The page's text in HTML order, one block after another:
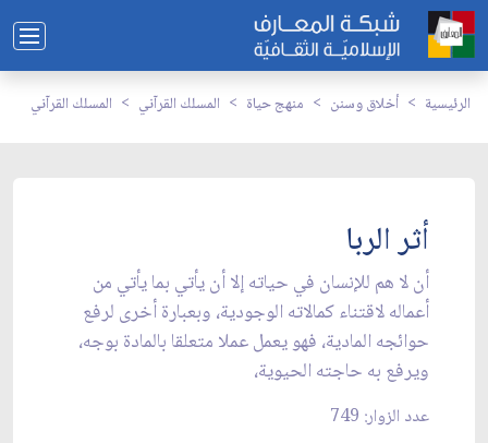
الرئيسية أخلاق وسنن منهج حياة المسلك القرآني المسلك القرآني
أثر الربا
أن لا هم للإنسان في حياته إلا أن يأتي بما يأتي من
أعماله لاقتناء كمالاته الوجودية، وبعبارة أخرى لرفع
حوائجه المادية، فهو يعمل عملا متعلقا بالمادة بوجه،
ويرفع به حاجته الحيوية،
عدد الزوار: 749